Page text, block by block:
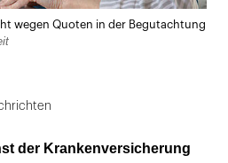
Lightbox
öffnen
wegen Quoten in der Begutachtung
der Krankenversicherung